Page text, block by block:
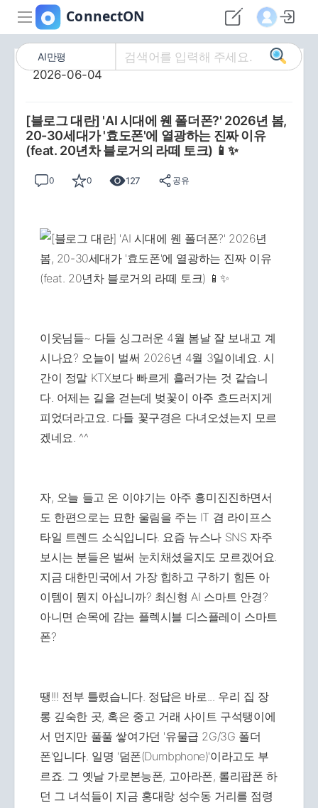
AI만평
2026-06-04
[블로그 대란] 'AI 시대에 웬 폴더폰?' 2026년 봄,
20-30세대가 '효도폰'에 열광하는 진짜 이유
(feat. 20년차 블로거의 라떼 토크) 📱✨
0 0 127 공유
이웃님들~ 다들 싱그러운 4월 봄날 잘 보내고 계
시나요? 오늘이 벌써 2026년 4월 3일이네요. 시
간이 정말 KTX보다 빠르게 흘러가는 것 같습니
다. 어제는 길을 걷는데 벚꽃이 아주 흐드러지게
피었더라고요. 다들 꽃구경은 다녀오셨는지 모르
겠네요. ^^
자, 오늘 들고 온 이야기는 아주 흥미진진하면서
도 한편으로는 묘한 울림을 주는 IT 겸 라이프스
타일 트렌드 소식입니다. 요즘 뉴스나 SNS 자주
보시는 분들은 벌써 눈치채셨을지도 모르겠어요.
지금 대한민국에서 가장 힙하고 구하기 힘든 아
이템이 뭔지 아십니까? 최신형 AI 스마트 안경?
아니면 손목에 감는 플렉시블 디스플레이 스마트
폰?
땡!!! 전부 틀렸습니다. 정답은 바로... 우리 집 장
롱 깊숙한 곳, 혹은 중고 거래 사이트 구석탱이에
서 먼지만 풀풀 쌓여가던 '유물급 2G/3G 폴더
폰'입니다. 일명 '덤폰(Dumbphone)'이라고도 부
르죠. 그 옛날 가로본능폰, 고아라폰, 롤리팝폰 하
던 그 녀석들이 지금 홍대랑 성수동 거리를 점령